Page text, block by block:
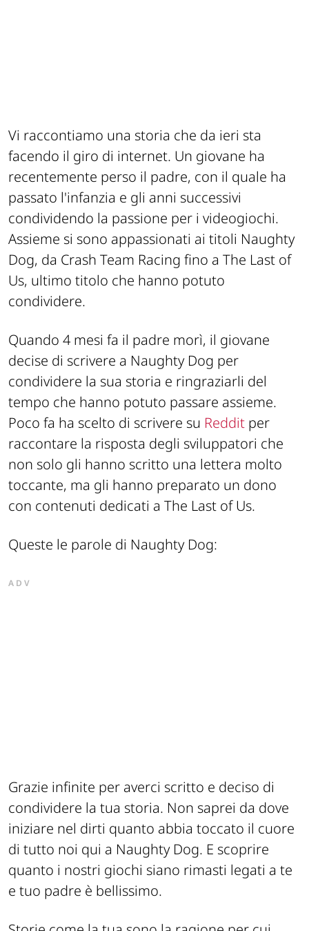
Vi raccontiamo una storia che da ieri sta
facendo il giro di internet. Un giovane ha
recentemente perso il padre, con il quale ha
passato l'infanzia e gli anni successivi
condividendo la passione per i videogiochi.
Assieme si sono appassionati ai titoli Naughty
Dog, da Crash Team Racing fino a The Last of
Us, ultimo titolo che hanno potuto
condividere.
Quando 4 mesi fa il padre morì, il giovane
decise di scrivere a Naughty Dog per
condividere la sua storia e ringraziarli del
tempo che hanno potuto passare assieme.
Poco fa ha scelto di scrivere su Reddit per
raccontare la risposta degli sviluppatori che
non solo gli hanno scritto una lettera molto
toccante, ma gli hanno preparato un dono
con contenuti dedicati a The Last of Us.
Queste le parole di Naughty Dog:
ADV
Grazie infinite per averci scritto e deciso di
condividere la tua storia. Non saprei da dove
iniziare nel dirti quanto abbia toccato il cuore
di tutto noi qui a Naughty Dog. E scoprire
quanto i nostri giochi siano rimasti legati a te
e tuo padre è bellissimo.